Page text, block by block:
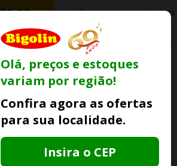
Informeseu CEP
Olá, preços e estoques
variam por região!
Confira agora as ofertas
para sua localidade.
Insira o CEP
Conta
Whatsapp